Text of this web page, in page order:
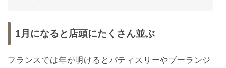
1月になると店頭にたくさん並ぶ
フランスでは年が明けるとパティスリーやブーランジ